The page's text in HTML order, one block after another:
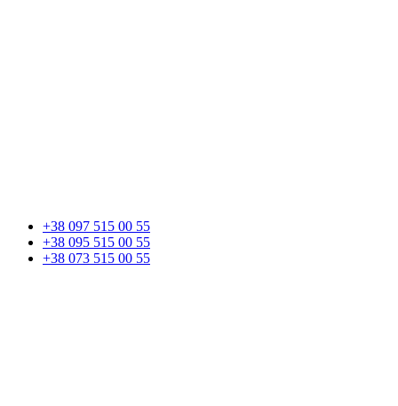
+38 097 515 00 55
+38 095 515 00 55
+38 073 515 00 55